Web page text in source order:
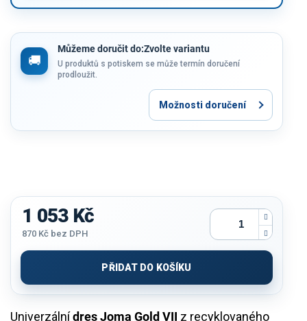
Můžeme doručit do:Zvolte variantu
U produktů s potiskem se může termín doručení
prodloužit.
Možnosti doručení
Univerzálnídres Joma Gold VII z recyklovaného
1 053 Kč
870 Kč bez DPH
cena:
PŘIDAT DO KOŠÍKU